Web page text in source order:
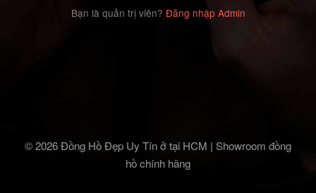
Bạn là quản trị viên? Đăng nhập Admin
© 2026 Đồng Hồ Đẹp Uy Tín ở tại HCM | Showroom đồng
hồ chính hãng‎